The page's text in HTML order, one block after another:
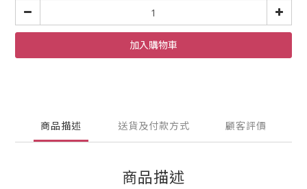
加入購物車
商品描述 送貨及付款方式 顧客評價
商品描述